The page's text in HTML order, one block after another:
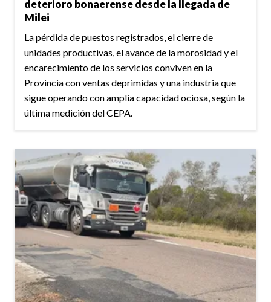
deterioro bonaerense desde la llegada de
Milei
La pérdida de puestos registrados, el cierre de
unidades productivas, el avance de la morosidad y el
encarecimiento de los servicios conviven en la
Provincia con ventas deprimidas y una industria que
sigue operando con amplia capacidad ociosa, según la
última medición del CEPA.